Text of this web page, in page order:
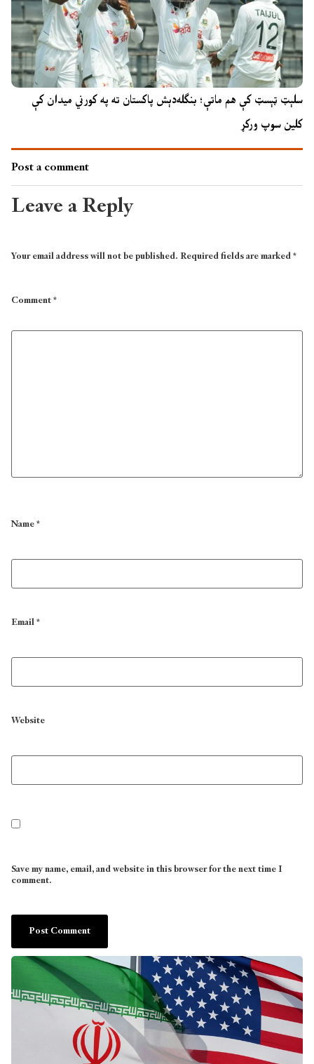
سلېټ ټېسټ کې هم ماتې؛ بنګله‌دېش پاکستان ته په کورني میدان کې
کلین سوپ ورکړ
Post a comment
Leave a Reply
Your email address will not be published.Required fields are marked*
Comment*
Name*
Email*
Website
Save my name, email, and website in this browser for the next time I
comment.